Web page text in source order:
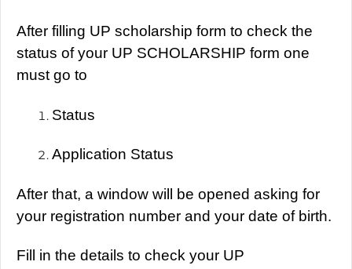
After filling UP scholarship form to check the
status of your UP SCHOLARSHIP form one
must go to
Status
Application Status
After that, a window will be opened asking for
your registration number and your date of birth.
Fill in the details to check your UP